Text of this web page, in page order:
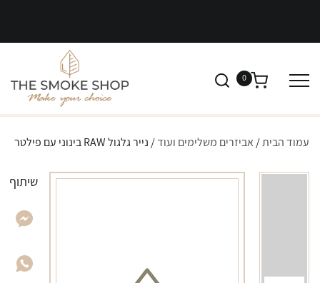
0
עמוד הבית/ אביזרים משלימים ועוד/ נייר גלגול RAW בינוני עם פילטר
שיתוף